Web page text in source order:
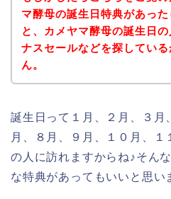
マ酵母の誕生日特典があった
と、カメヤマ酵母の誕生日
ナスセールなどを探してい
ん。
誕生日って１月、２月、３月
月、８月、９月、１０月、１
の人に訪れますからね♪そん
な特典があってもいいと思い